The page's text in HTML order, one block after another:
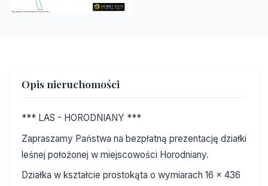
Opis nieruchomości
*** LAS - HORODNIANY ***
Zapraszamy Państwa na bezpłatną prezentację działki
leśnej położonej w miejscowości Horodniany.
Działka w kształcie prostokąta o wymiarach 16 x 436